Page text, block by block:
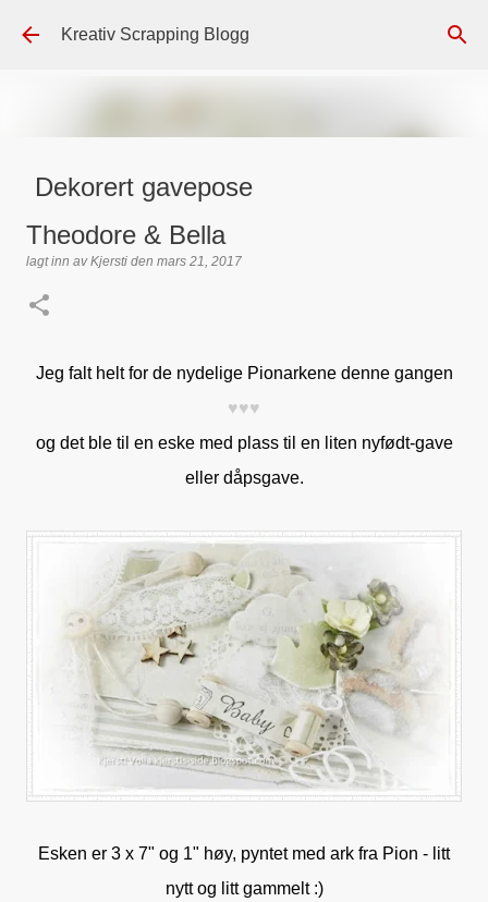
Gå til hovedinnhold
Kreativ Scrapping Blogg
Dekorert gavepose
Theodore & Bella
lagt inn avKjersti den mars 21, 2017
Jeg falt helt for de nydelige Pionarkene denne gangen
♥♥♥
og det ble til en eske med plass til en liten nyfødt-gave
eller dåpsgave.
Esken er 3 x 7" og 1" høy, pyntet med ark fra Pion - litt
nytt og litt gammelt :)